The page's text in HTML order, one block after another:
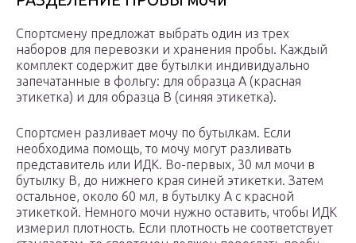
Спортсмену предложат выбрать один из трех
наборов для перевозки и хранения пробы. Каждый
комплект содержит две бутылки индивидуально
запечатанные в фольгу: для образца А (красная
этикетка) и для образца B (синяя этикетка).
Спортсмен разливает мочу по бутылкам. Если
необходима помощь, то мочу могут разливать
представитель или ИДК. Во-первых, 30 мл мочи в
бутылку B, до нижнего края синей этикетки. Затем
остальное, около 60 мл, в бутылку А с красной
этикеткой. Немного мочи нужно оставить, чтобы ИДК
измерил плотность. Если плотность не соответствует